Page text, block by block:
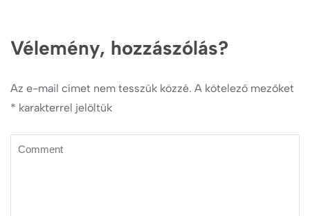
Vélemény, hozzászólás?
Az e-mail címet nem tesszük közzé. A kötelező mezőket
* karakterrel jelöltük
Comment